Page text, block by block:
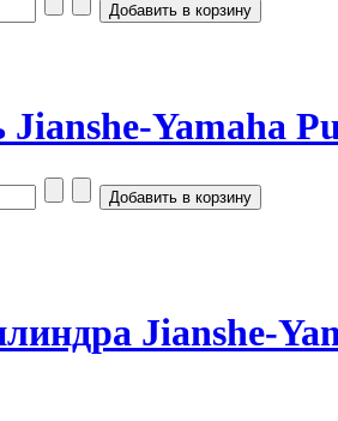
Yamaha
Jianshe-